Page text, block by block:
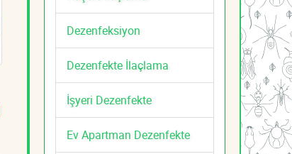
Dezenfeksiyon
Dezenfekte İlaçlama
İşyeri Dezenfekte
Ev Apartman Dezenfekte